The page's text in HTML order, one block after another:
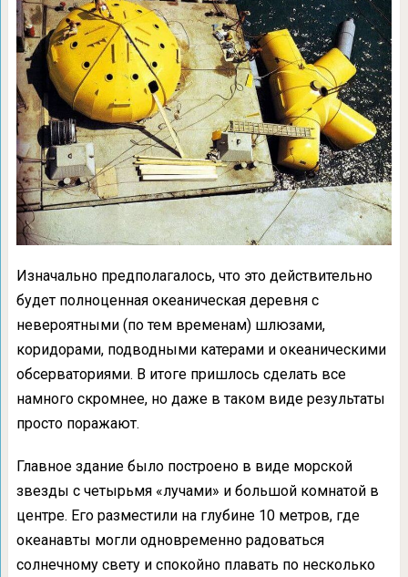
Изначально предполагалось, что это действительно
будет полноценная океаническая деревня с
невероятными (по тем временам) шлюзами,
коридорами, подводными катерами и океаническими
обсерваториями. В итоге пришлось сделать все
намного скромнее, но даже в таком виде результаты
просто поражают.
Главное здание было построено в виде морской
звезды с четырьмя «лучами» и большой комнатой в
центре. Его разместили на глубине 10 метров, где
океанавты могли одновременно радоваться
солнечному свету и спокойно плавать по несколько